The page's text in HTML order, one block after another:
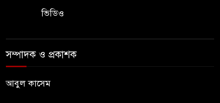
নেতাকে অব্যাহতি
ভিডিও
সম্পাদক ও প্রকাশক
আবুল কাসেম